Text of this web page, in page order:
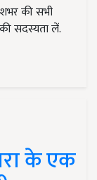
की सभी
सदस्यता लें.
के एक